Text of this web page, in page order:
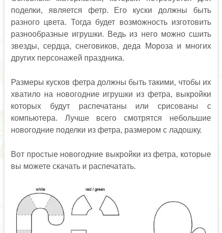
поделки, является фетр. Его куски должны быть
разного цвета. Тогда будет возможность изготовить
разнообразные игрушки. Ведь из него можно сшить
звезды, сердца, снеговиков, деда Мороза и многих
других персонажей праздника.
Размеры кусков фетра должны быть такими, чтобы их
хватило на новогодние игрушки из фетра, выкройки
которых будут распечатаны или срисованы с
компьютера. Лучше всего смотрятся небольшие
новогодние поделки из фетра, размером с ладошку.
Вот простые новогодние выкройки из фетра, которые
вы можете скачать и распечатать.